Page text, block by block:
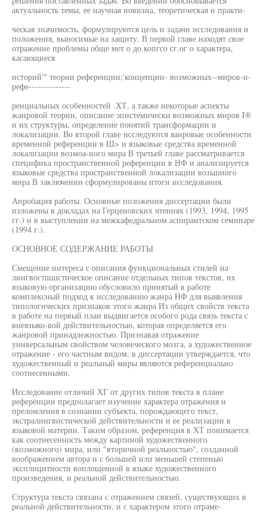
актуальность темы, ее научная новизна, теоретическая и практи-
ческая значимость, формулируются цель и задачи исследования и
положения, выносимые на защиту. В первой главе находят свое
отражение проблемы обще мет о до.копгсо сг.ог о характера,
касающиеся
историй'" теории референции;'концепции- возможных--миров-и-
рефе--------------
ренциальных особенностей .ХТ, а также некоторые аспекты
жанровой теории, описание эпистемически возможных миров I®
и их структуры, определение понятий трансформации и
локализации. Во второй главе исследуются яанровые особенности
временной референции в Ш> и языковые средства временной
локализации возмоа-ного мира В третьей главе рассматривается
специфика пространственной референции в НФ и анализируется
языковые средства пространственной локализации возьшного
мира В заключении сформулированы итоги исследования.
Апробация работы. Основные положения диссертации были
изложены в докладах на Герценовских чтениях (1993, 1994, 1995
гг.) и в выступлении на межкафедральном аспирантском семинаре
(1994 г.).
ОСНОВНОЕ СОДЕРЖАНИЕ РАБОТЫ
Смещение интереса с описания функциональных стилей на
лингвостшшстическое описание отдельных типов текстов, их
языковую организацию обусловило принятый в работе
комплексный подход к исследованию жанра НФ для выявления
типологических признаков этого жанра Из общих свойств текста
в работе на первый план выдвигается особого рода связь текста с
внеязыко-вой действительностью, которая определяется его
жанровой принадлежностью. Признавая отражение
универсальным свойством человеческого мозга, а художественное
отражение - его частным видом, в диссертации утверждается, что
художественный и реальный миры являются референциально
соотнесенными.
Исследование отличий ХГ от других типов текста в плане
референции предполагает изучение характера отражения и
преломления в сознании субъекта, порождающего текст,
экстралингвистической действительности и ее реализации в
языковой материи. Таким образом, референция в ХТ понимается
как соотнесенность между картиной художественного
(возможного) мира, или "вторичной реальностью", созданной
воображением автора и с большей или меньшей степенью
эксплицитности воплощенной в языке художественного
произведения, и реальной действительностью.
Структура текста связана с отражением связей, существующих в
реальной действительности, и с характером этого отраме-